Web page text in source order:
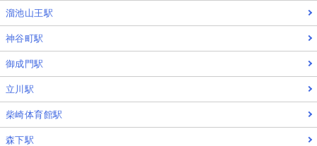
溜池山王駅
神谷町駅
御成門駅
立川駅
柴崎体育館駅
森下駅